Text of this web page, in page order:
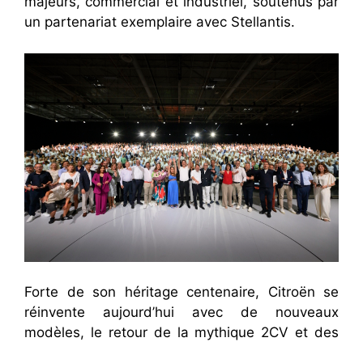
un partenariat exemplaire avec Stellantis.
​Forte de son héritage centenaire, Citroën se
réinvente aujourd’hui avec de nouveaux
modèles, le retour de la mythique 2CV et des